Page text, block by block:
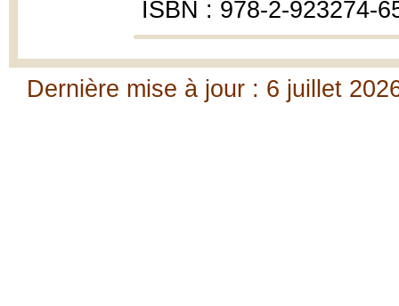
ISBN : 978-2-923274-
Dernière mise à jour : 6 juillet